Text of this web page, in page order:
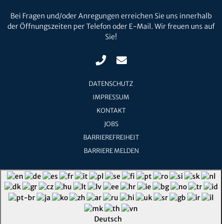
Bei Fragen und/oder Anregungen erreichen Sie uns innerhalb
der Öffnungszeiten per Telefon oder E-Mail. Wir freuen uns auf
Sie!
DATENSCHUTZ
IMPRESSUM
KONTAKT
JOBS
BARRIEREFREIHEIT
BARRIERE MELDEN
Deutsch